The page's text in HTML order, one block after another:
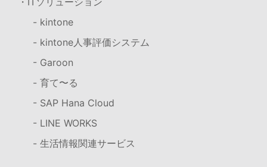
- kintone
- kintone人事評価システム
- Garoon
- 育て〜る
- SAP Hana Cloud
- LINE WORKS
- 生活情報関連サービス